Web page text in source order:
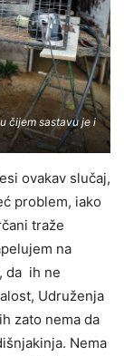
čijem sastavu je i
ovakav slučaj,
problem, iako
traže
na
da ih ne
Udruženja
zato nema da
Nema